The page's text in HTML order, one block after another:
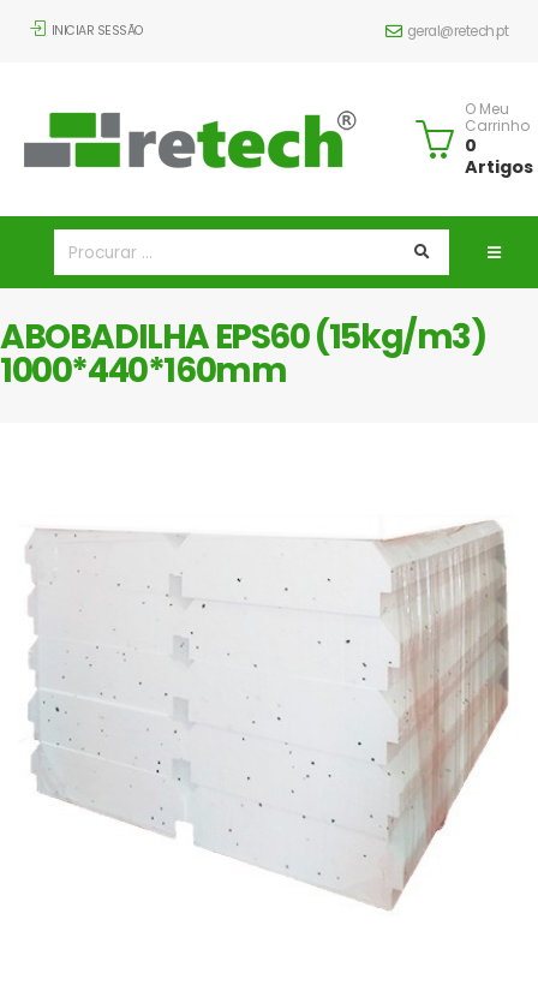
INICIAR SESSÃO geral@retech.pt
O Meu
Carrinho
0
Artigos
ABOBADILHA EPS60 (15kg/m3)
1000*440*160mm